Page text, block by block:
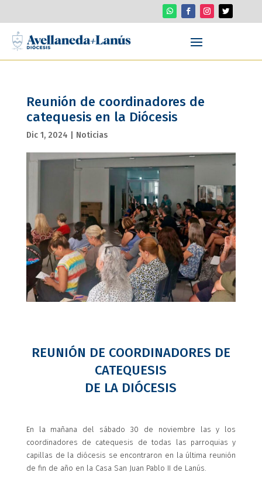
Reunión de coordinadores de
catequesis en la Diócesis
Dic 1, 2024 Noticias
REUNIÓN DE COORDINADORES DE
CATEQUESIS
DE LA DIÓCESIS
En la mañana del sábado 30 de noviembre las y los
coordinadores de catequesis de todas las parroquias y
capillas de la diócesis se encontraron en la última reunión
de fin de año en la Casa San Juan Pablo II de Lanús.